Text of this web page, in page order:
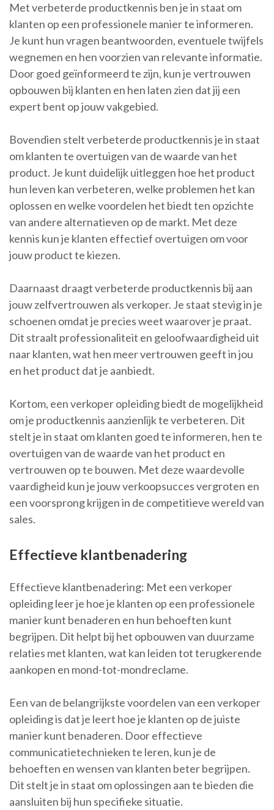
Met verbeterde productkennis ben je in staat om
klanten op een professionele manier te informeren.
Je kunt hun vragen beantwoorden, eventuele twijfels
wegnemen en hen voorzien van relevante informatie.
Door goed geïnformeerd te zijn, kun je vertrouwen
opbouwen bij klanten en hen laten zien dat jij een
expert bent op jouw vakgebied.
Bovendien stelt verbeterde productkennis je in staat
om klanten te overtuigen van de waarde van het
product. Je kunt duidelijk uitleggen hoe het product
hun leven kan verbeteren, welke problemen het kan
oplossen en welke voordelen het biedt ten opzichte
van andere alternatieven op de markt. Met deze
kennis kun je klanten effectief overtuigen om voor
jouw product te kiezen.
Daarnaast draagt verbeterde productkennis bij aan
jouw zelfvertrouwen als verkoper. Je staat stevig in je
schoenen omdat je precies weet waarover je praat.
Dit straalt professionaliteit en geloofwaardigheid uit
naar klanten, wat hen meer vertrouwen geeft in jou
en het product dat je aanbiedt.
Kortom, een verkoper opleiding biedt de mogelijkheid
om je productkennis aanzienlijk te verbeteren. Dit
stelt je in staat om klanten goed te informeren, hen te
overtuigen van de waarde van het product en
vertrouwen op te bouwen. Met deze waardevolle
vaardigheid kun je jouw verkoopsucces vergroten en
een voorsprong krijgen in de competitieve wereld van
sales.
Effectieve klantbenadering
Effectieve klantbenadering: Met een verkoper
opleiding leer je hoe je klanten op een professionele
manier kunt benaderen en hun behoeften kunt
begrijpen. Dit helpt bij het opbouwen van duurzame
relaties met klanten, wat kan leiden tot terugkerende
aankopen en mond-tot-mondreclame.
Een van de belangrijkste voordelen van een verkoper
opleiding is dat je leert hoe je klanten op de juiste
manier kunt benaderen. Door effectieve
communicatietechnieken te leren, kun je de
behoeften en wensen van klanten beter begrijpen.
Dit stelt je in staat om oplossingen aan te bieden die
aansluiten bij hun specifieke situatie.